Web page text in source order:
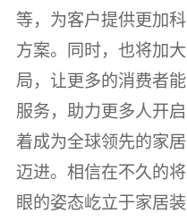
等，为客户提供更加
方案。同时，也将加
局，让更多的消费者
服务，助力更多人开
着成为全球领先的家
迈进。相信在不久的
眼的姿态屹立于家居